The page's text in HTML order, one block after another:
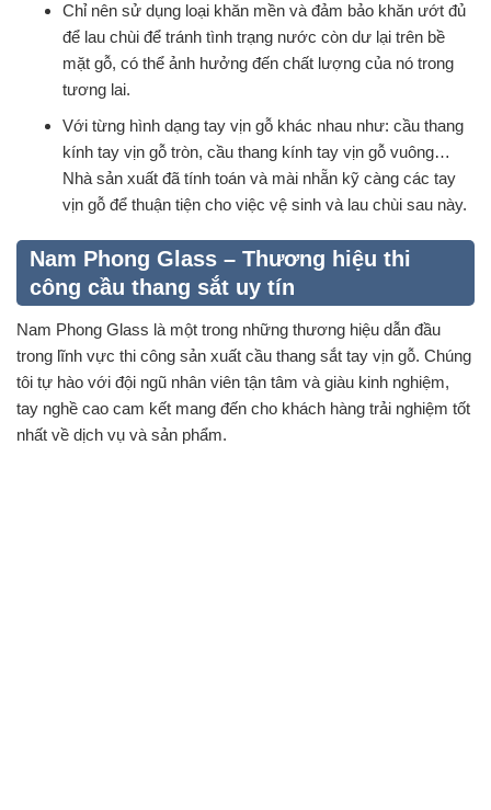
Chỉ nên sử dụng loại khăn mền và đảm bảo khăn ướt đủ
để lau chùi để tránh tình trạng nước còn dư lại trên bề
mặt gỗ, có thể ảnh hưởng đến chất lượng của nó trong
tương lai.
Với từng hình dạng tay vịn gỗ khác nhau như: cầu thang
kính tay vịn gỗ tròn, cầu thang kính tay vịn gỗ vuông…
Nhà sản xuất đã tính toán và mài nhẵn kỹ càng các tay
vịn gỗ để thuận tiện cho việc vệ sinh và lau chùi sau này.
Nam Phong Glass – Thương hiệu thi
công cầu thang sắt uy tín
Nam Phong Glass là một trong những thương hiệu dẫn đầu
trong lĩnh vực thi công sản xuất cầu thang sắt tay vịn gỗ. Chúng
tôi tự hào với đội ngũ nhân viên tận tâm và giàu kinh nghiệm,
tay nghề cao cam kết mang đến cho khách hàng trải nghiệm tốt
nhất về dịch vụ và sản phẩm.